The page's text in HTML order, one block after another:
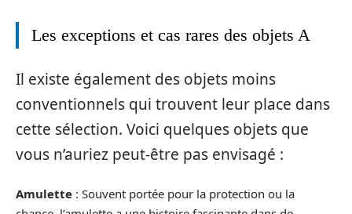
Les exceptions et cas rares des objets A
Il existe également des objets moins
conventionnels qui trouvent leur place dans
cette sélection. Voici quelques objets que
vous n’auriez peut-être pas envisagé :
Amulette : Souvent portée pour la protection ou la